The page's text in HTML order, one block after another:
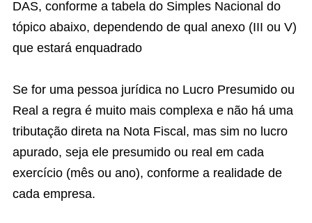
DAS, conforme a tabela do Simples Nacional do
tópico abaixo, dependendo de qual anexo (III ou V)
que estará enquadrado
Se for uma pessoa jurídica no Lucro Presumido ou
Real a regra é muito mais complexa e não há uma
tributação direta na Nota Fiscal, mas sim no lucro
apurado, seja ele presumido ou real em cada
exercício (mês ou ano), conforme a realidade de
cada empresa.